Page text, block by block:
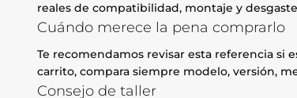
reales de compatibilidad, montaje y
Cuándo merece la pena comprarlo
Te recomendamos revisar esta referencia si
carrito, compara siempre modelo, versión,
Consejo de taller